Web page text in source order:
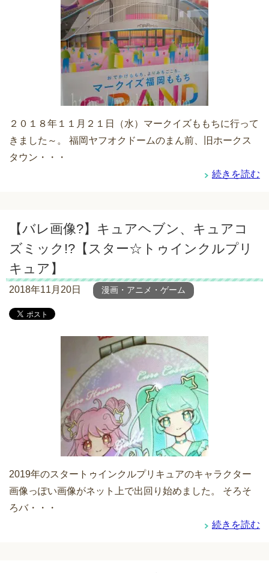
２０１８年１１月２１日（水）マークイズももちに行って
きました～。 福岡ヤフオクドームのまん前、旧ホークス
タウン・・・
続きを読む
【バレ画像?】キュアヘブン、キュアコ
ズミック!?【スター☆トゥインクルプリ
キュア】
2018年11月20日 漫画・アニメ・ゲーム
2019年のスタートゥインクルプリキュアのキャラクター
画像っぽい画像がネット上で出回り始めました。 そろそ
ろバ・・・
続きを読む